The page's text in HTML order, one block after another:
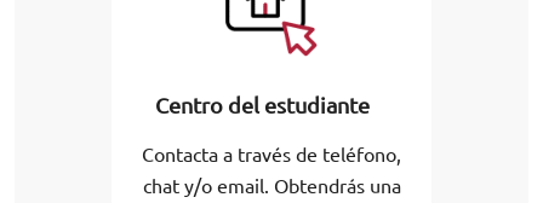
Centro del estudiante
Contacta a través de teléfono,
chat y/o email. Obtendrás una